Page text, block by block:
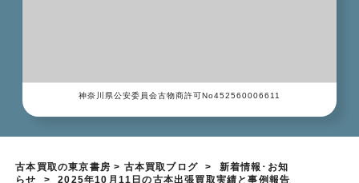
神奈川県公安委員会古物商許可No452560006611
古本買取の東京書房 > 古本買取ブログ >
新着情報･お知
らせ
>
2025年10月11日の古本出張買取実績と事例報告